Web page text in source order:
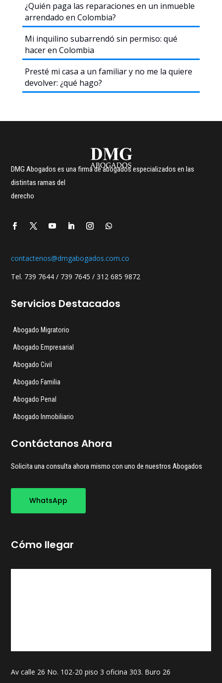
¿Quién paga las reparaciones en un inmueble
arrendado en Colombia?
Mi inquilino subarrendó sin permiso: qué
hacer en Colombia
Presté mi casa a un familiar y no me la quiere
devolver: ¿qué hago?
DMG Abogados es una firma de abogados especializados en las
distintas ramas del
derecho
contactenos@dmgabogados.com.co
Tel. 739 7644 / 739 7645 / 312 685 9872
Servicios Destacados
Abogado Migratorio
Abogado Empresarial
Abogado Civil
Abogado Familia
Abogado Penal
Abogado Inmobiliario
Contáctanos Ahora
Solicita una consulta ahora mismo con uno de nuestros Abogados
WhatsApp
Cómo llegar
Av calle 26 No. 102-20 piso 3 oficina 303. Buro 26